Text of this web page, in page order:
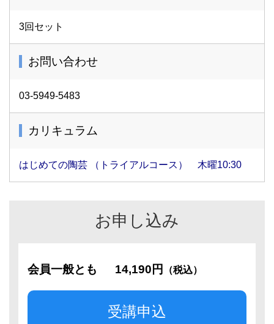
3回セット
お問い合わせ
03-5949-5483
カリキュラム
はじめての陶芸 （トライアルコース） 木曜10:30
お申し込み
会員一般とも 14,190円 （税込）
受講申込